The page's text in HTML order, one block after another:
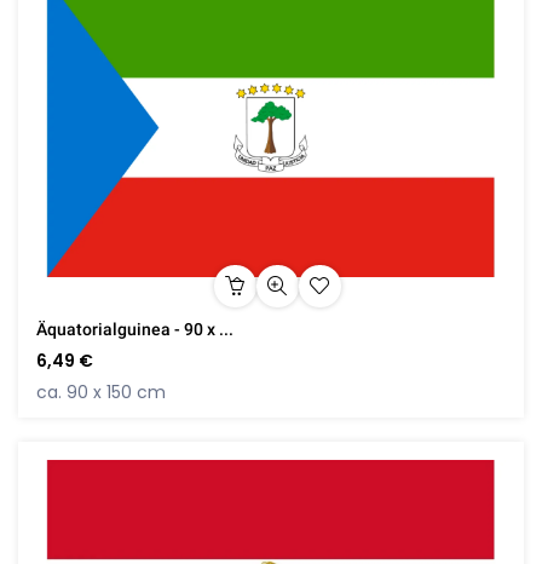
Äquatorialguinea - 90 x ...
6,49 €
ca. 90 x 150 cm